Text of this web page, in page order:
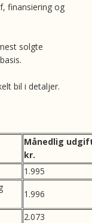
finansiering og
solgte
bil i detaljer.
Månedlig
kr.
1.995
1.996
2.073